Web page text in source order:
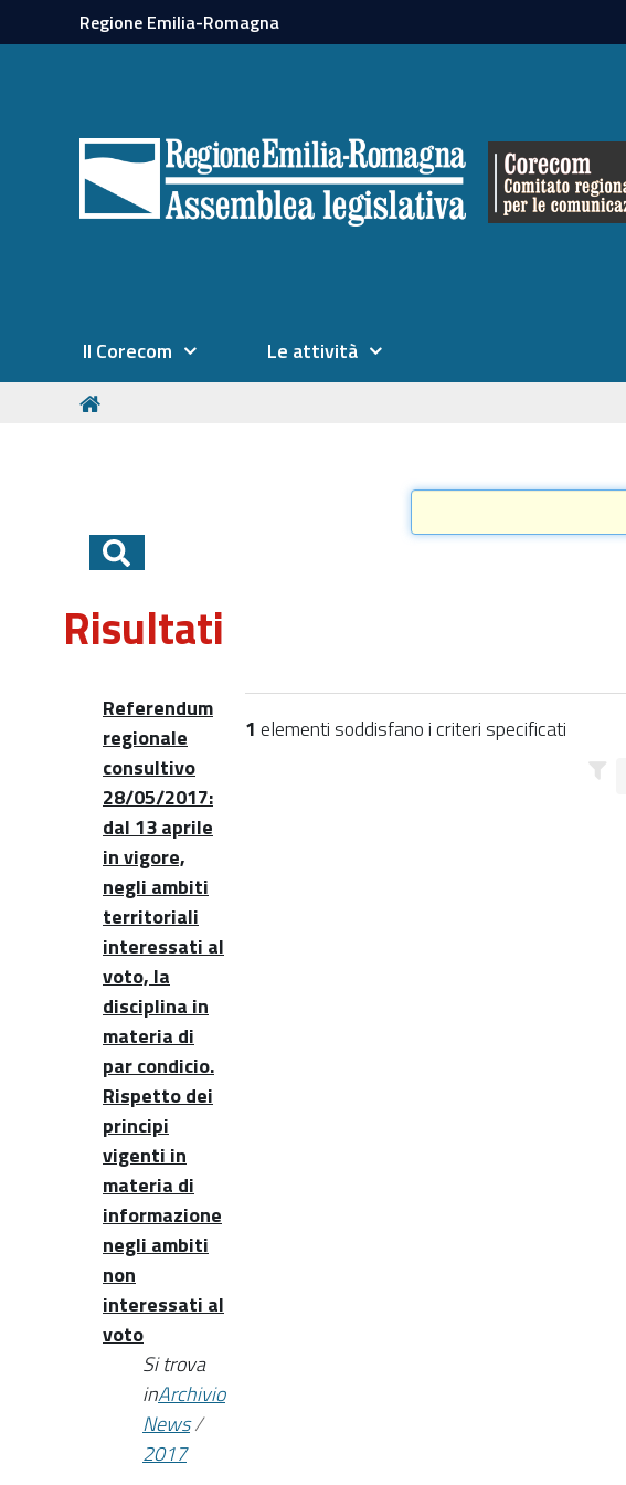
Regione Emilia-Romagna
Il Corecom Le attività
Risultati
1 elementi soddisfano i criteri specificati
Referendum
regionale
consultivo
28/05/2017:
dal 13 aprile
in vigore,
negli ambiti
territoriali
interessati al
voto, la
disciplina in
materia di
par condicio.
Rispetto dei
principi
vigenti in
materia di
informazione
negli ambiti
non
interessati al
voto
Si trova
inArchivio
News/
2017